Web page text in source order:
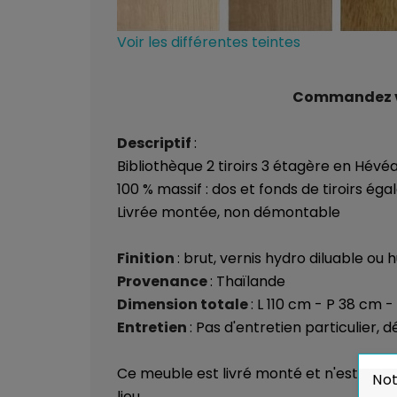
Voir les différentes teintes
Commandez
Descriptif :
Bibliothèque 2 tiroirs 3 étagère en
100 % massif : dos et fonds de tiroirs
Livrée montée, non démontable
Finition : brut, vernis hydro diluable ou
Provenance: Thaïlande
Dimension totale: L 110 cm - P 38 cm -
Entretien : Pas d'entretien particulier,
Ce meuble est livré monté et n'est pas